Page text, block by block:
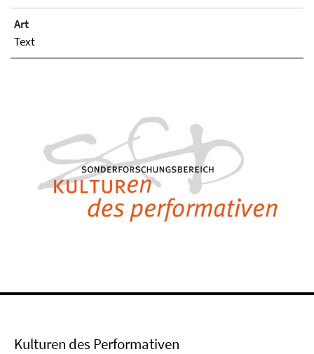
Art
Text
Kulturen des Performativen